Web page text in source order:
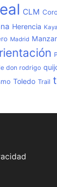
CLM
Herencia
Madrid
don rodrigo
Toledo Trail